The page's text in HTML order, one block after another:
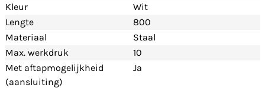
Kleur
Wit
Lengte
800
Materiaal
Staal
Max. werkdruk
10
Met aftapmogelijkheid
(aansluiting)
Ja